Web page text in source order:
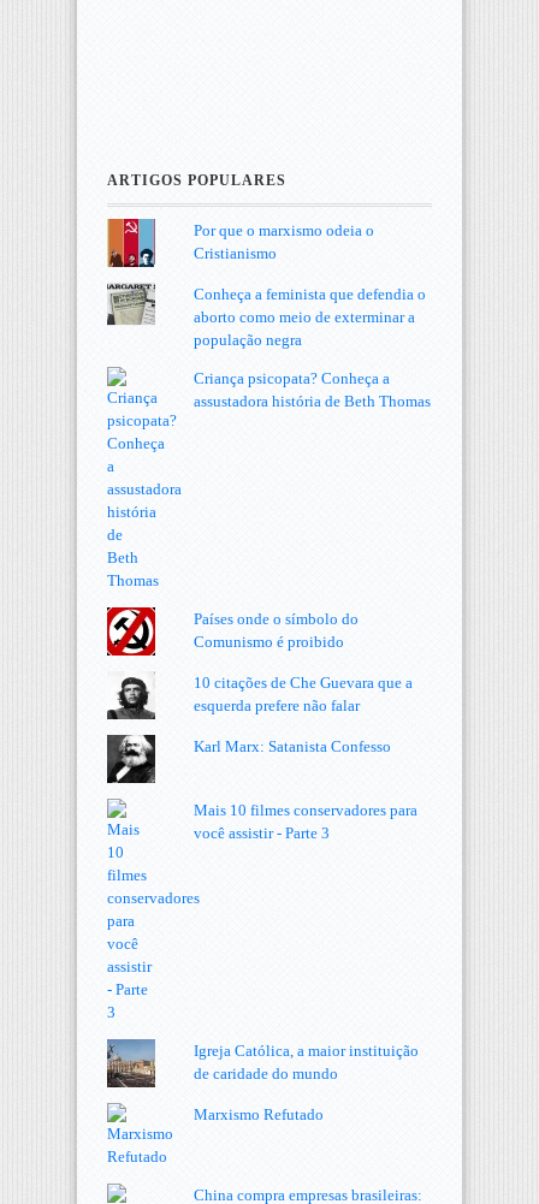
ARTIGOS POPULARES
Por que o marxismo odeia o
Cristianismo
Conheça a feminista que defendia o
aborto como meio de exterminar a
população negra
Criança psicopata? Conheça a
assustadora história de Beth Thomas
Países onde o símbolo do
Comunismo é proibido
10 citações de Che Guevara que a
esquerda prefere não falar
Karl Marx: Satanista Confesso
Mais 10 filmes conservadores para
você assistir - Parte 3
Igreja Católica, a maior instituição
de caridade do mundo
Marxismo Refutado
China compra empresas brasileiras: